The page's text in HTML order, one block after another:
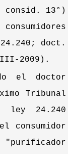
13°)
doct.
2009).
el doctor
Tribunal
24.240
consumidor